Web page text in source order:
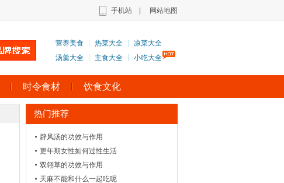
手机站 网站地图
营养美食 热菜大全
凉菜大全
汤羹大全
主食大全 小吃大全
时令食材 饮食文化
热门推荐
辟风汤的功效与作用
更年期女性如何过性生活
双翎草的功效与作用
天麻不能和什么一起吃呢